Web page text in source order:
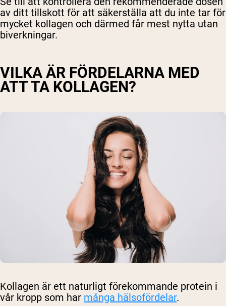
av ditt tillskott för att säkerställa att du inte tar för
mycket kollagen och därmed får mest nytta utan
biverkningar.
VILKA ÄR FÖRDELARNA MED
ATT TA KOLLAGEN?
Kollagen är ett naturligt förekommande protein i
vår kropp som har många hälsofördelar.